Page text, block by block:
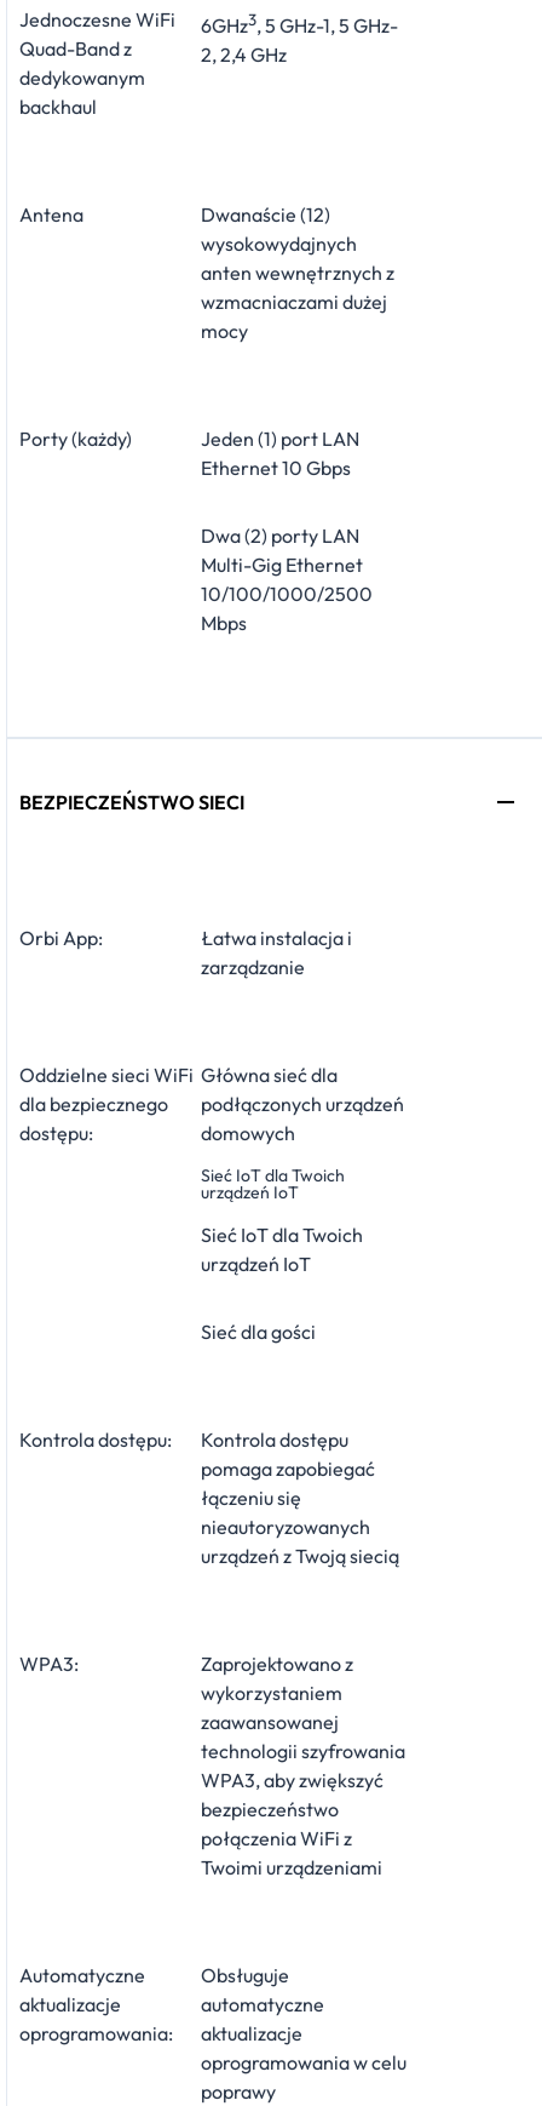
Jednoczesne WiFi
Quad-Band z
dedykowanym
backhaul
6GHz3, 5 GHz-1, 5 GHz-
2, 2,4 GHz
Antena
Dwanaście (12)
wysokowydajnych
anten wewnętrznych z
wzmacniaczami dużej
mocy
Porty (każdy)
Jeden (1) port LAN
Ethernet 10 Gbps
Dwa (2) porty LAN
Multi-Gig Ethernet
10/100/1000/2500
Mbps
BEZPIECZEŃSTWO SIECI
Orbi App:
Łatwa instalacja i
zarządzanie
Oddzielne sieci WiFi
dla bezpiecznego
dostępu:
Główna sieć dla
podłączonych urządzeń
domowych
Sieć IoT dla Twoich
urządzeń IoT
Sieć IoT dla Twoich
urządzeń IoT
Sieć dla gości
Kontrola dostępu:
Kontrola dostępu
pomaga zapobiegać
łączeniu się
nieautoryzowanych
urządzeń z Twoją siecią
WPA3:
Zaprojektowano z
wykorzystaniem
zaawansowanej
technologii szyfrowania
WPA3, aby zwiększyć
bezpieczeństwo
połączenia WiFi z
Twoimi urządzeniami
Automatyczne
aktualizacje
oprogramowania:
Obsługuje
automatyczne
aktualizacje
oprogramowania w celu
poprawy